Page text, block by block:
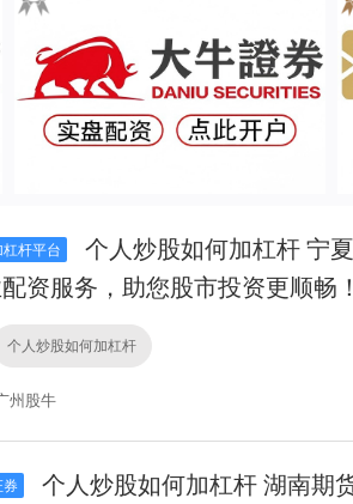
杆平台
个人炒股如何加杠杆 宁
资服务，助您股市投资更顺畅！
个人炒股如何加杠杆
州股牛
券
个人炒股如何加杠杆 湖南期